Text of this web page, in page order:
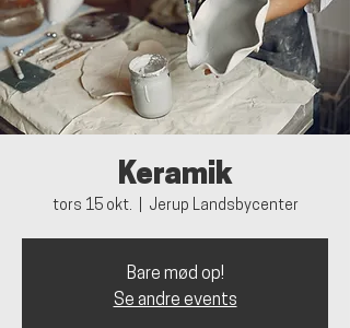
Keramik
tors 15 okt. Jerup Landsbycenter
Bare mød op!
Se andre events